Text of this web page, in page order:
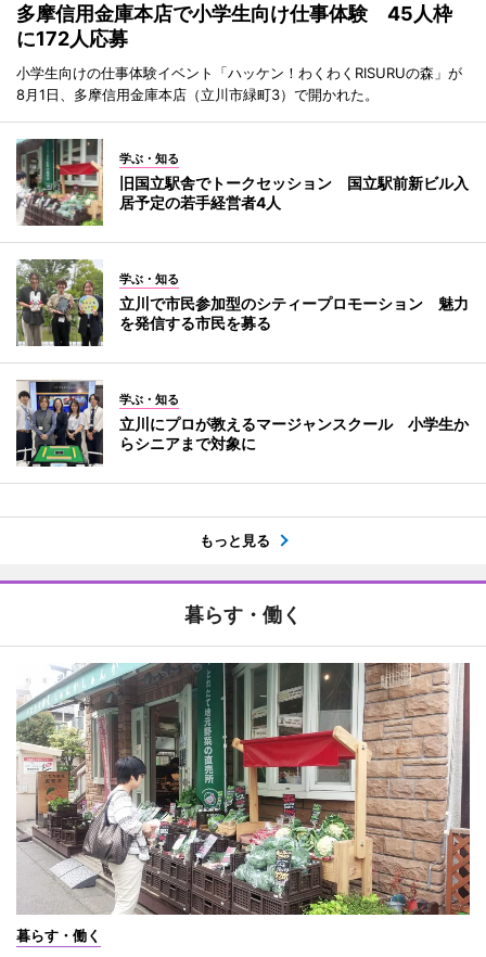
多摩信用金庫本店で小学生向け仕事体験 45人枠
に172人応募
小学生向けの仕事体験イベント「ハッケン！わくわくRISURUの森」が
8月1日、多摩信用金庫本店（立川市緑町3）で開かれた。
学ぶ・知る
旧国立駅舎でトークセッション 国立駅前新ビル入
居予定の若手経営者4人
学ぶ・知る
立川で市民参加型のシティープロモーション 魅力
を発信する市民を募る
学ぶ・知る
立川にプロが教えるマージャンスクール 小学生か
らシニアまで対象に
もっと見る
暮らす・働く
暮らす・働く